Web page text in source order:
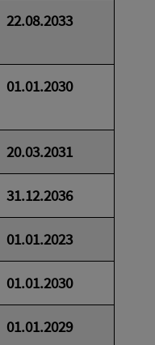
22.08.2033
01.01.2030
20.03.2031
31.12.2036
01.01.2023
01.01.2030
01.01.2029